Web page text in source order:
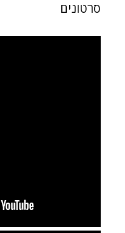
סרטונים